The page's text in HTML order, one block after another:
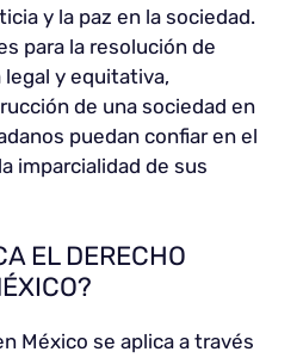
y la paz en la sociedad.
para la resolución de
y equitativa,
de una sociedad en
puedan confiar en el
imparcialidad de sus
EL DERECHO
México se aplica a través